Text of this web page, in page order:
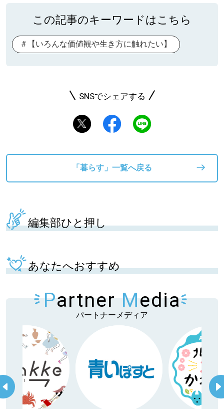
この記事のキーワードはこちら
【いろんな価値観や生き方に触れたい】
SNSでシェアする
「暮らす」一覧へ戻る
編集部ひと押し
あなたへおすすめ
Partner Media
パートナーメディア